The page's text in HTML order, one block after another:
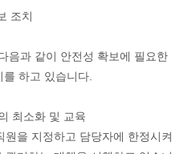
조치
음과 같이 안전성 확보에 필요한
하고 있습니다.
최소화 및 교육
을 지정하고 담당자에 한정시켜